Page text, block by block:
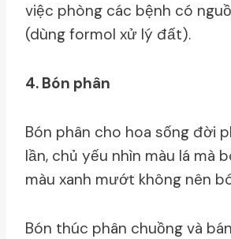
việc phòng các bệnh có
(dùng formol xử lý đất).
4. Bón phân
Bón phân cho hoa sống đời
lần, chủ yếu nhìn màu lá mà
màu xanh mướt không nên
Bón thúc phân chuồng và